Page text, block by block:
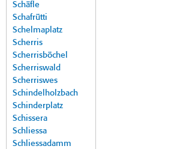
Schäfle
Schafrütti
Schelmaplatz
Scherris
Scherrisböchel
Scherriswald
Scherriswes
Schindelholzbach
Schinderplatz
Schissera
Schliessa
Schliessadamm